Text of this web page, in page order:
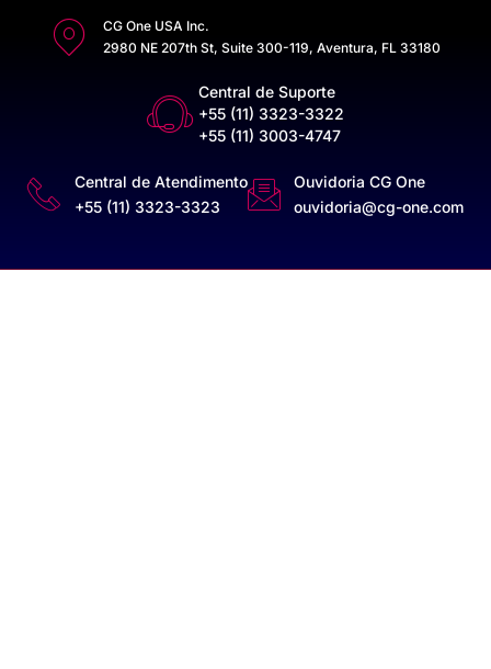
CG One USA Inc.
2980 NE 207th St, Suite 300-119, Aventura, FL 33180
Central de Suporte
+55 (11) 3323-3322
+55 (11) 3003-4747
Central de Atendimento
+55 (11) 3323-3323
Ouvidoria CG One
ouvidoria@cg-one.com